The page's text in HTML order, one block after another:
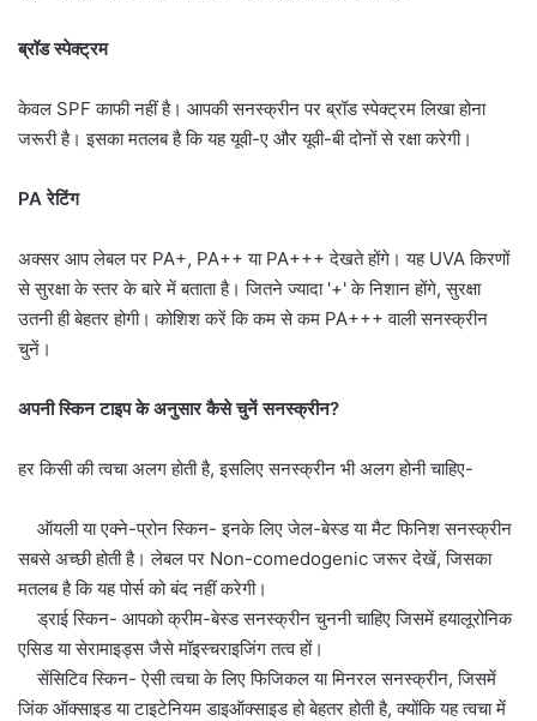
ब्रॉड स्पेक्ट्रम
केवल SPF काफी नहीं है। आपकी सनस्क्रीन पर ब्रॉड स्पेक्ट्रम लिखा होना
जरूरी है। इसका मतलब है कि यह यूवी-ए और यूवी-बी दोनों से रक्षा करेगी।
PA रेटिंग
अक्सर आप लेबल पर PA+, PA++ या PA+++ देखते होंगे। यह UVA किरणों
से सुरक्षा के स्तर के बारे में बताता है। जितने ज्यादा '+' के निशान होंगे, सुरक्षा
उतनी ही बेहतर होगी। कोशिश करें कि कम से कम PA+++ वाली सनस्क्रीन
चुनें।
अपनी स्किन टाइप के अनुसार कैसे चुनें सनस्क्रीन?
हर किसी की त्वचा अलग होती है, इसलिए सनस्क्रीन भी अलग होनी चाहिए-
ऑयली या एक्ने-प्रोन स्किन- इनके लिए जेल-बेस्ड या मैट फिनिश सनस्क्रीन
सबसे अच्छी होती है। लेबल पर Non-comedogenic जरूर देखें, जिसका
मतलब है कि यह पोर्स को बंद नहीं करेगी।
ड्राई स्किन- आपको क्रीम-बेस्ड सनस्क्रीन चुननी चाहिए जिसमें हयालूरोनिक
एसिड या सेरामाइड्स जैसे मॉइस्चराइजिंग तत्व हों।
सेंसिटिव स्किन- ऐसी त्वचा के लिए फिजिकल या मिनरल सनस्क्रीन, जिसमें
जिंक ऑक्साइड या टाइटेनियम डाइऑक्साइड हो बेहतर होती है, क्योंकि यह त्वचा में